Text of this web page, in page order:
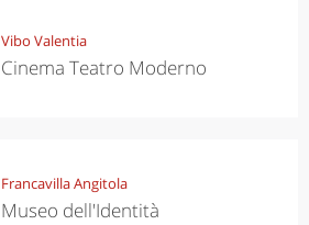
Vibo Valentia
Cinema Teatro Moderno
Francavilla Angitola
Museo dell'Identità